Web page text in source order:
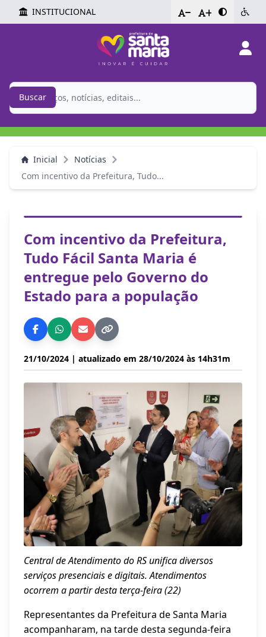
INSTITUCIONAL - +
Buscar
Inicial
Notícias
Com incentivo da Prefeitura, Tudo...
Com incentivo da Prefeitura,
Tudo Fácil Santa Maria é
entregue pelo Governo do
Estado para a população
21/10/2024 | atualizado em 28/10/2024 às 14h31m
Central de Atendimento do RS unifica diversos
serviços presenciais e digitais. Atendimentos
ocorrem a partir desta terça-feira (22)
Representantes da Prefeitura de Santa Maria
acompanharam, na tarde desta segunda-feira